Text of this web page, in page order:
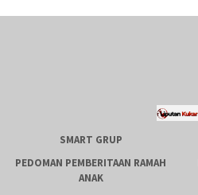
SMART GRUP
PEDOMAN PEMBERITAAN RAMAH
ANAK